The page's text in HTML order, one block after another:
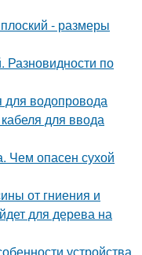
- размеры
по
для водопровода
для ввода
Чем опасен сухой
от гниения и
для дерева на
устройства